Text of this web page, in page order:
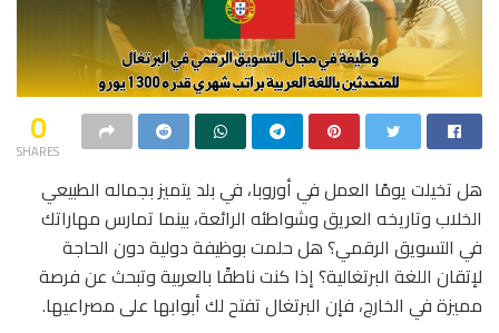
0
SHARES
هل تخيلت يومًا العمل في أوروبا، في بلد يتميز بجماله الطبيعي
الخلاب وتاريخه العريق وشواطئه الرائعة، بينما تمارس مهاراتك
في التسويق الرقمي؟ هل حلمت بوظيفة دولية دون الحاجة
لإتقان اللغة البرتغالية؟ إذا كنت ناطقًا بالعربية وتبحث عن فرصة
مميزة في الخارج، فإن البرتغال تفتح لك أبوابها على مصراعيها.